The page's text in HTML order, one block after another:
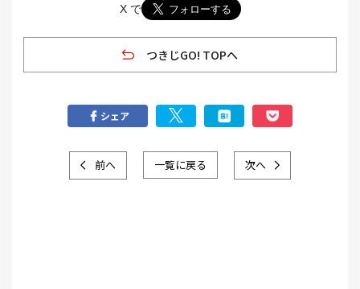
X で
つきじGO! TOPへ
シェア
前へ 一覧に戻る 次へ